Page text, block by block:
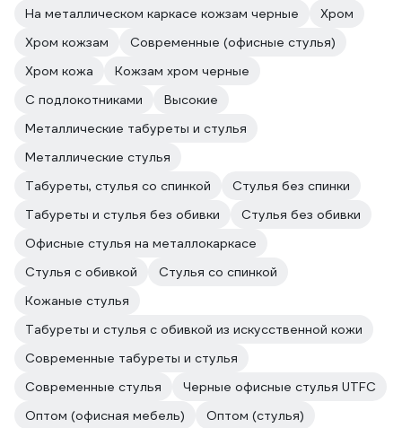
На металлическом каркасе кожзам черные
Хром
Хром кожзам
Современные (офисные стулья)
Хром кожа
Кожзам хром черные
С подлокотниками
Высокие
Металлические табуреты и стулья
Металлические стулья
Табуреты, стулья со спинкой
Стулья без спинки
Табуреты и стулья без обивки
Стулья без обивки
Офисные стулья на металлокаркасе
Стулья с обивкой
Стулья со спинкой
Кожаные стулья
Табуреты и стулья с обивкой из искусственной кожи
Современные табуреты и стулья
Современные стулья
Черные офисные стулья UTFC
Оптом (офисная мебель)
Оптом (стулья)